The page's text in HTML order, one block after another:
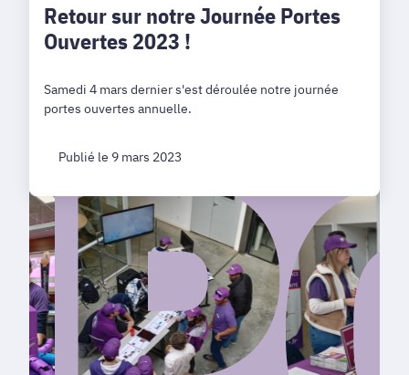
Retour sur notre Journée Portes
Ouvertes 2023 !
Samedi 4 mars dernier s'est déroulée notre journée
portes ouvertes annuelle.
Publié le 9 mars 2023